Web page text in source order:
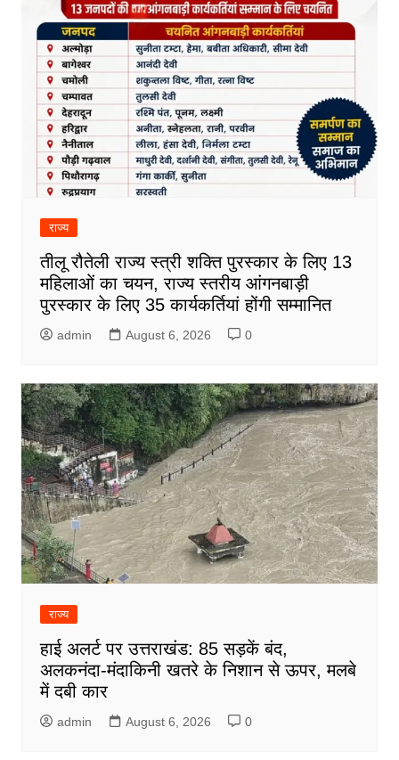
राज्य
तीलू रौतेली राज्य स्त्री शक्ति पुरस्कार के लिए 13
महिलाओं का चयन, राज्य स्तरीय आंगनबाड़ी
पुरस्कार के लिए 35 कार्यकर्तियां होंगी सम्मानित
admin August 6, 2026 0
राज्य
हाई अलर्ट पर उत्तराखंड: 85 सड़कें बंद,
अलकनंदा-मंदाकिनी खतरे के निशान से ऊपर, मलबे
में दबी कार
admin August 6, 2026 0